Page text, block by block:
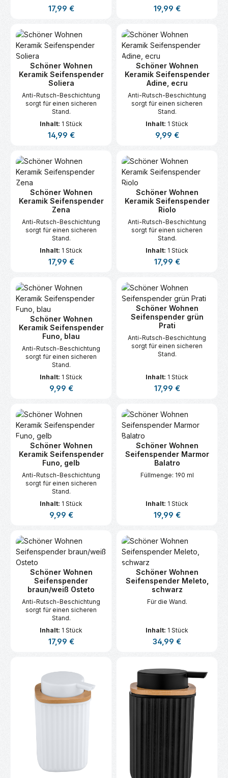
Regulärer Preis:
17,99 €
Regulärer Preis:
19,99 €
Schöner Wohnen
Keramik Seifenspender
Soliera
Anti-Rutsch-Beschichtung
sorgt für einen sicheren
Stand.
Inhalt: 1 Stück
Regulärer Preis:
14,99 €
Schöner Wohnen
Keramik Seifenspender
Adine, ecru
Anti-Rutsch-Beschichtung
sorgt für einen sicheren
Stand.
Inhalt: 1 Stück
Regulärer Preis:
9,99 €
Schöner Wohnen
Keramik Seifenspender
Zena
Anti-Rutsch-Beschichtung
sorgt für einen sicheren
Stand.
Inhalt: 1 Stück
Regulärer Preis:
17,99 €
Schöner Wohnen
Keramik Seifenspender
Riolo
Anti-Rutsch-Beschichtung
sorgt für einen sicheren
Stand.
Inhalt: 1 Stück
Regulärer Preis:
17,99 €
Schöner Wohnen
Keramik Seifenspender
Funo, blau
Anti-Rutsch-Beschichtung
sorgt für einen sicheren
Stand.
Inhalt: 1 Stück
Regulärer Preis:
9,99 €
Schöner Wohnen
Seifenspender grün
Prati
Anti-Rutsch-Beschichtung
sorgt für einen sicheren
Stand.
Inhalt: 1 Stück
Regulärer Preis:
17,99 €
Schöner Wohnen
Keramik Seifenspender
Funo, gelb
Anti-Rutsch-Beschichtung
sorgt für einen sicheren
Stand.
Inhalt: 1 Stück
Regulärer Preis:
9,99 €
Schöner Wohnen
Seifenspender Marmor
Balatro
Füllmenge: 190 ml
Inhalt: 1 Stück
Regulärer Preis:
19,99 €
Schöner Wohnen
Seifenspender
braun/weiß Osteto
Anti-Rutsch-Beschichtung
sorgt für einen sicheren
Stand.
Inhalt: 1 Stück
Regulärer Preis:
17,99 €
Schöner Wohnen
Seifenspender Meleto,
schwarz
Für die Wand.
Inhalt: 1 Stück
Regulärer Preis:
34,99 €